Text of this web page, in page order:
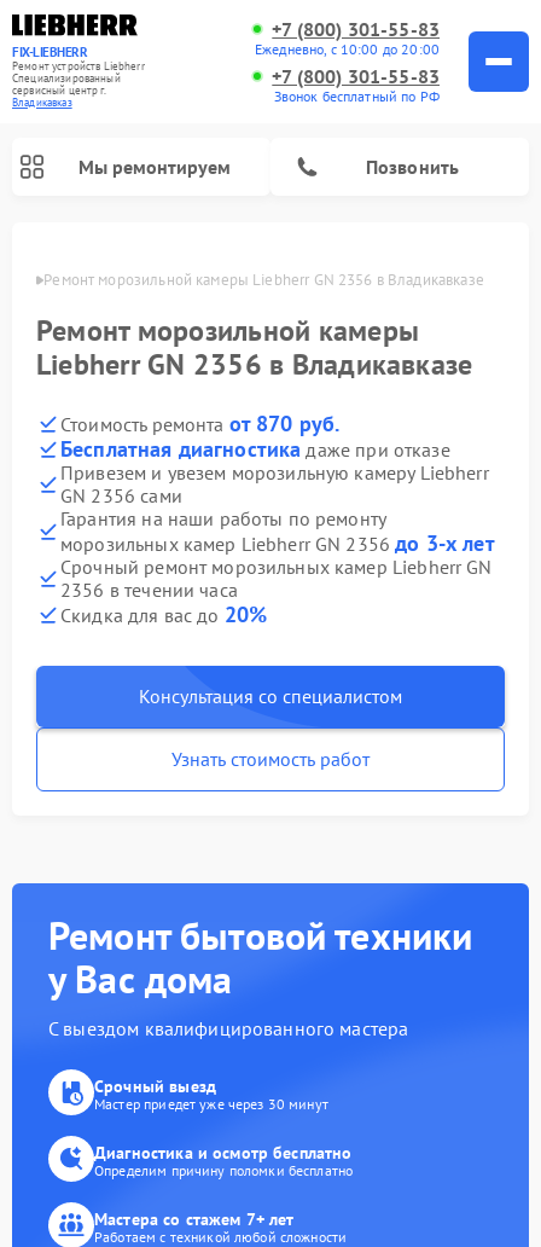
FIX-LIEBHERR
Ремонт устройств Liebherr
Специализированный
cервисный центр г.
Владикавказ
+7 (800) 301-55-83
Ежедневно, с 10:00 до 20:00
+7 (800) 301-55-83
Звонок бесплатный по РФ
Мы ремонтируем Позвонить
Ремонт морозильной камеры Liebherr GN 2356 в Владикавказе
Ремонт морозильной камеры
Liebherr GN 2356 в Владикавказе
Стоимость ремонта от 870 руб.
Бесплатная диагностика даже при отказе
Привезем и увезем морозильную камеру Liebherr
GN 2356 сами
Гарантия на наши работы по ремонту
морозильных камер Liebherr GN 2356до 3-х лет
Срочный ремонт морозильных камер Liebherr GN
2356 в течении часа
Скидка для вас до 20%
Консультация со специалистом
Узнать стоимость работ
Ремонт бытовой техники
у Вас дома
С выездом квалифицированного мастера
Срочный выезд
Мастер приедет уже через 30 минут
Диагностика и осмотр бесплатно
Определим причину поломки бесплатно
Мастера со стажем 7+ лет
Работаем с техникой любой сложности